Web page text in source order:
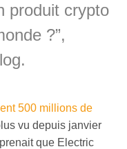
produit crypto
?”,
500 millions de
vu depuis janvier
que Electric